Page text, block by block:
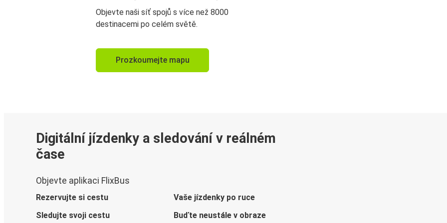
Objevte naši síť spojů s více než 8000
destinacemi po celém světě.
Prozkoumejte mapu
Digitální jízdenky a sledování v reálném
čase
Objevte aplikaci FlixBus
Rezervujte si cestu
Vaše jízdenky po ruce
Sledujte svoji cestu
Buďte neustále v obraze